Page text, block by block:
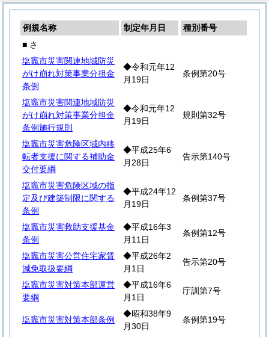
例規名称 制定年月日
種別番号
■ さ
塩竈市災害関連地域防災
がけ崩れ対策事業分担金
条例
◆令和元年12
月19日
条例第20号
塩竈市災害関連地域防災
がけ崩れ対策事業分担金
条例施行規則
◆令和元年12
月19日
規則第32号
塩竈市災害危険区域内移
転者支援に関する補助金
交付要綱
◆平成25年6
月28日
告示第140号
塩竈市災害危険区域の指
定及び建築制限に関する
条例
◆平成24年12
月19日
条例第37号
塩竈市災害救助支援基金
条例
◆平成16年3
月11日
条例第12号
塩竈市災害公営住宅家賃
減免取扱要綱
◆平成26年2
月1日
告示第20号
塩竈市災害対策本部運営
要綱
◆平成16年6
月1日
庁訓第7号
塩竈市災害対策本部条例
◆昭和38年9
月30日
条例第19号